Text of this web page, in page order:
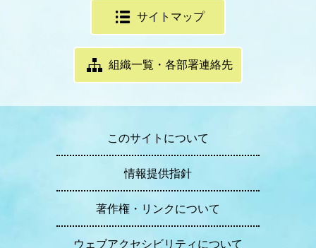
サイトマップ
組織一覧・各部署連絡先
このサイトについて
情報提供指針
著作権・リンクについて
ウェブアクセシビリティについて